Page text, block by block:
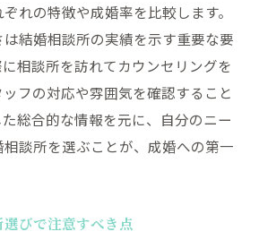
の基本的なサポート内容
ションサービスの活用方法
容の違いが成婚率に与える影響
めるためのサポートの利用法
用した結婚相談所のサポート内
成婚体験談から学ぶ成功のポイ
れの特徴や成婚率を比較します。
結婚相談所の実績を示す重要な要
相談所を訪れてカウンセリングを
フの対応や雰囲気を確認すること
総合的な情報を元に、自分のニー
談所を選ぶことが、成婚への第一
びで注意すべき点